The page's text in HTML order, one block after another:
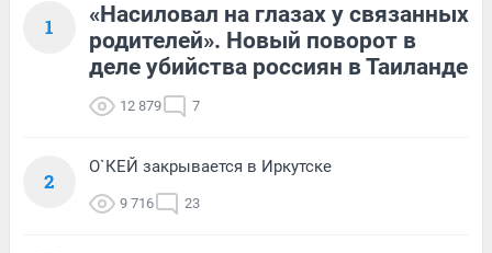
1
«Насиловал на глазах у связанных
родителей». Новый поворот в
деле убийства россиян в Таиланде
12 879 7
2
О`КЕЙ закрывается в Иркутске
9 716 23